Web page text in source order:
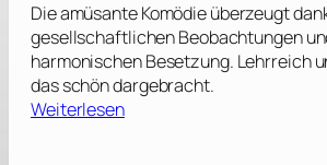
Die amüsante Komödie überzeugt
gesellschaftlichen Beobachtungen
harmonischen Besetzung. Lehrreich
das schön dargebracht.
Weiterlesen: